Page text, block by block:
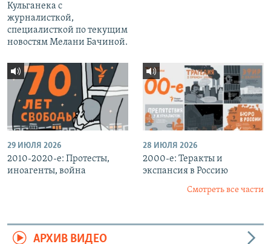
Кульганека с
журналисткой,
специалисткой по текущим
новостям Мелани Бачиной.
29 ИЮЛЯ 2026
2010-2020-е: Протесты,
иноагенты, война
28 ИЮЛЯ 2026
2000-е: Теракты и
экспансия в Россию
Смотреть все части
АРХИВ ВИДЕО